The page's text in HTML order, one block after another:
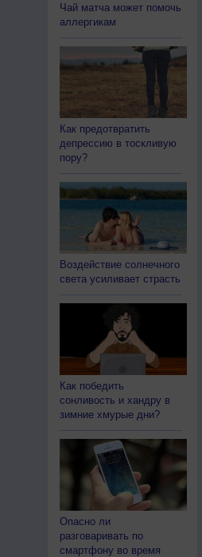
Чай матча может помочь
аллергикам
Как предотвратить
депрессию в тоскливую
пору?
Воздействие солнечного
света усиливает страсть
Как победить
сонливость и хандру в
зимние хмурые дни?
Опасно ли
разговаривать по
смартфону во время